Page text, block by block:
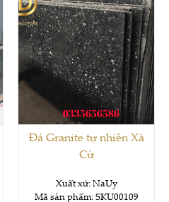
Đá Granite tự nhiên Xà
Cừ
Xuất xứ: NaUy
Mã sản phẩm: SKU00109